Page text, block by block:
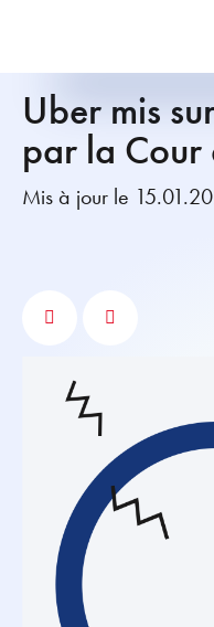
Uber mis
par la Cour
Mis à jour le